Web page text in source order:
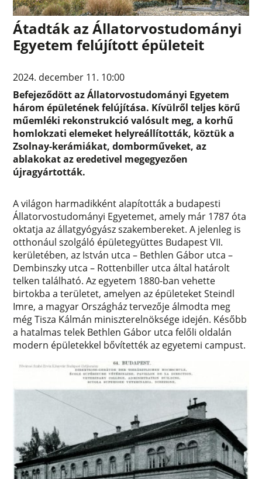
Átadták az Állatorvostudományi
Egyetem felújított épületeit
2024. december 11. 10:00
Befejeződött az Állatorvostudományi Egyetem
három épületének felújítása. Kívülről teljes körű
műemléki rekonstrukció valósult meg, a korhű
homlokzati elemeket helyreállították, köztük a
Zsolnay-kerámiákat, domborműveket, az
ablakokat az eredetivel megegyezően
újragyártották.
A világon harmadikként alapították a budapesti
Állatorvostudományi Egyetemet, amely már 1787 óta
oktatja az állatgyógyász szakembereket. A jelenleg is
otthonául szolgáló épületegyüttes Budapest VII.
kerületében, az István utca – Bethlen Gábor utca –
Dembinszky utca – Rottenbiller utca által határolt
telken található. Az egyetem 1880-ban vehette
birtokba a területet, amelyen az épületeket Steindl
Imre, a magyar Országház tervezője álmodta meg
még Tisza Kálmán miniszterelnöksége idején. Később
a hatalmas telek Bethlen Gábor utca felőli oldalán
modern épületekkel bővítették az egyetemi campust.